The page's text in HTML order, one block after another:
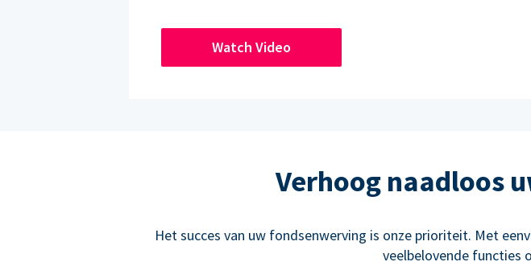
Watch Video
Verhoog naadloos
Het succes van uw fondsenwerving is onze prioriteit. Met
veelbelovende functies